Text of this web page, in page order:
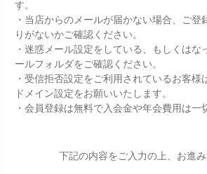
す。
・当店からのメールが届かない場合、ご登
りがないかご確認ください。
・迷惑メール設定をしている、もしくはな
ールフォルダをご確認ください。
・受信拒否設定をご利用されているお客
ドメイン設定をお願いいたします。
・会員登録は無料で入会金や年会費用は一
下記の内容をご入力の上、お進み